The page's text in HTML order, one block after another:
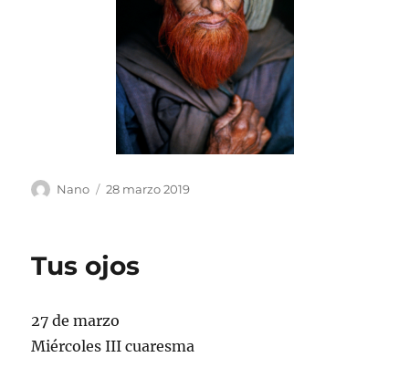
Autor
Nano
Publicado
28 marzo 2019
Tus ojos
27 de marzo
Miércoles III cuaresma